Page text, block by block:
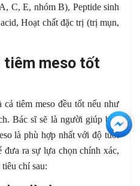
C, E, nhóm B), Peptide sinh
Hoạt chất đặc trị (trị mụn,
tiêm meso tốt
tiêm meso đều tốt nếu như
Bác sĩ sẽ là người giúp bạn
là phù hợp nhất với độ tuổi
đưa ra sự lựa chọn chính xác,
chí sau:
+3